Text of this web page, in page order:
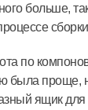
больше,
по
была проще,
ящик для